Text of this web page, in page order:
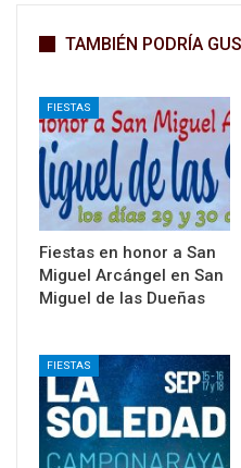
TAMBIÉN PODRÍA
FIESTAS
Fiestas en honor a San
Miguel Arcángel en San
Miguel de las Dueñas
FIESTAS